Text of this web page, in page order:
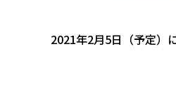
2021年2月5日（予定）